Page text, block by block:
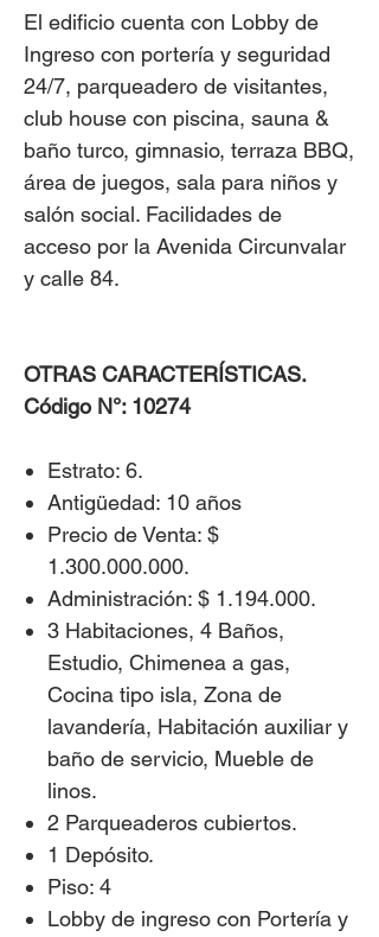
El edificio cuenta con Lobby de
Ingreso con portería y seguridad
24/7, parqueadero de visitantes,
club house con piscina, sauna &
baño turco, gimnasio, terraza BBQ,
área de juegos, sala para niños y
salón social. Facilidades de
acceso por la Avenida Circunvalar
y calle 84.
OTRAS CARACTERÍSTICAS.
Código N°: 10274
​Estrato: 6.
Antigüedad: 10 años
Precio de Venta: $
1.300.000.000.
Administración: $ 1.194.000.
3 Habitaciones, 4 Baños,
Estudio, Chimenea a gas,
Cocina tipo isla, Zona de
lavandería, Habitación auxiliar y
baño de servicio, Mueble de
linos.
2 Parqueaderos cubiertos.
1 Depósito.
Piso: 4
Lobby de ingreso con Portería y